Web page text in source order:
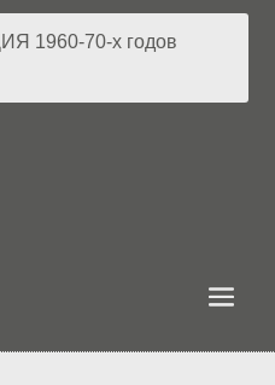
1960-70-х годов